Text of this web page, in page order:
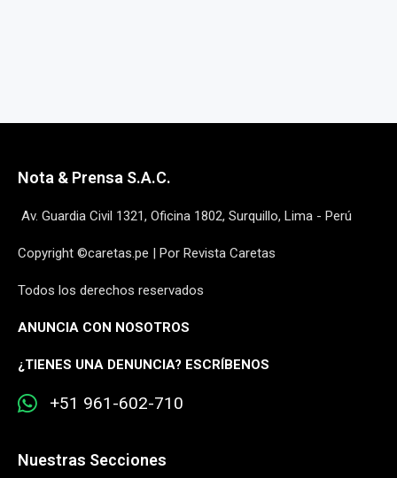
Nota & Prensa S.A.C.
Av. Guardia Civil 1321, Oficina 1802, Surquillo, Lima - Perú
Copyright ©caretas.pe | Por Revista Caretas
Todos los derechos reservados
ANUNCIA CON NOSOTROS
¿TIENES UNA DENUNCIA? ESCRÍBENOS
+51 961-602-710
Nuestras Secciones